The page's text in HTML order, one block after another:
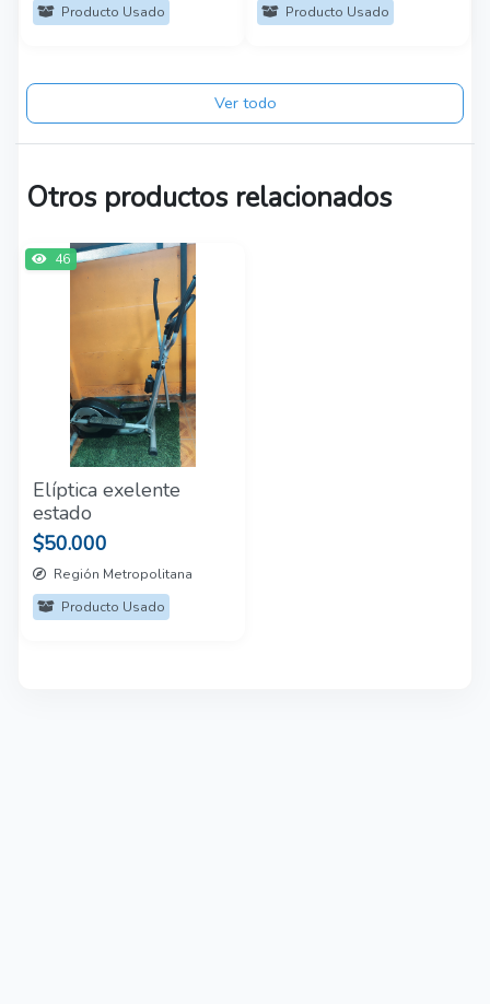
Producto Usado
Producto Usado
Ver todo
Otros productos relacionados
46
Elíptica exelente
estado
$50.000
Región Metropolitana
Producto Usado